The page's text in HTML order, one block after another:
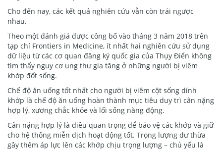
Cho đến nay, các kết quả nghiên cứu vẫn còn trái ngược
nhau.
Theo một đánh giá được công bố vào tháng 3 năm 2018 trên
tạp chí Frontiers in Medicine, ít nhất hai nghiên cứu sử dụng
dữ liệu từ các cơ quan đăng ký quốc gia của Thụy Điển không
tìm thấy nguy cơ ung thư gia tăng ở những người bị viêm
khớp đốt sống.
Chế độ ăn uống tốt nhất cho người bị viêm cột sống dính
khớp là chế độ ăn uống hoàn thành mục tiêu duy trì cân nặng
hợp lý, xương chắc khỏe và lối sống năng động.
Cân nặng hợp lý là điều quan trọng để bảo vệ các khớp và giữ
cho hệ thống miễn dịch hoạt động tốt. Trọng lượng dư thừa
gây thêm áp lực lên các khớp chịu trọng lượng – chủ yếu là